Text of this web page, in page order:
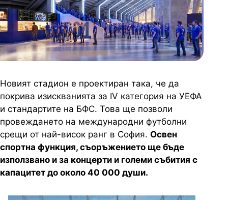
Новият стадион е проектиран така, че да
покрива изискванията за IV категория на УЕФА
и стандартите на БФС. Това ще позволи
провеждането на международни футболни
срещи от най-висок ранг в София. Освен
спортна функция, съоръжението ще бъде
използвано и за концерти и големи събития с
капацитет до около 40 000 души.